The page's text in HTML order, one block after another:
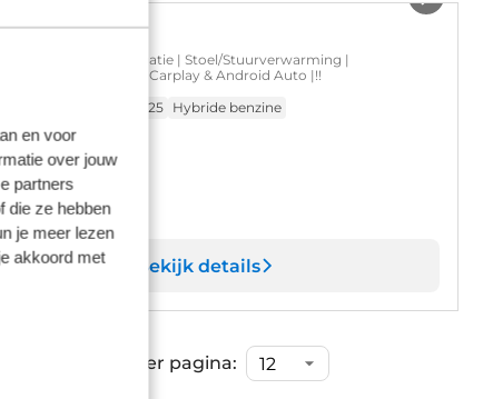
en voor
over jouw
partners
die ze hebben
je meer lezen
akkoord met
Mokka
Hybrid GS | Navigatie | Stoel/Stuurverwarming |
| Apple Carplay & Android Auto |!!
2025 Hybride benzine
inclusief BTW en BPM.
voorraad
Bekijk details
Items per pagina: